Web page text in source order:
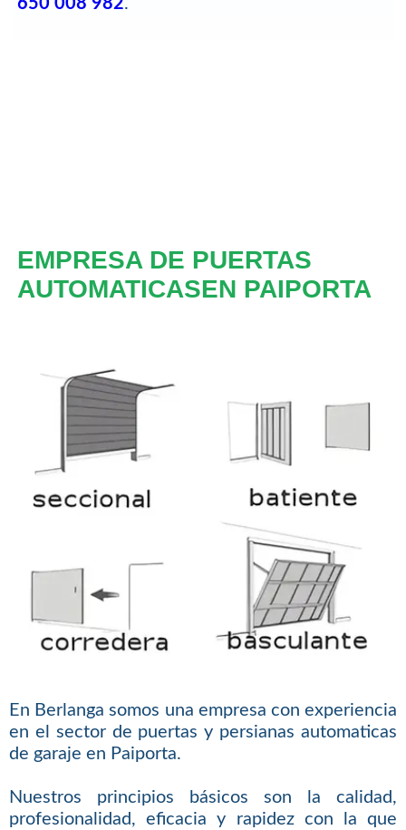
EMPRESA DE PUERTAS
AUTOMATICASEN PAIPORTA
En Berlanga somos una empresa con experiencia
en el sector de puertas y persianas automaticas
de garaje en Paiporta.
Nuestros principios básicos son la calidad,
profesionalidad, eficacia y rapidez con la que